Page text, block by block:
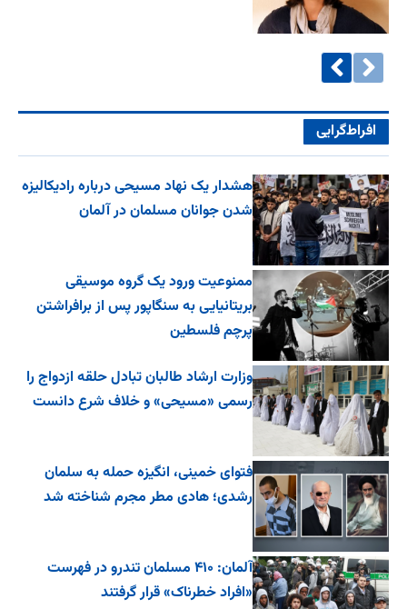
افراط‌گرایی
هشدار یک نهاد مسیحی درباره رادیکالیزه
شدن جوانان مسلمان در آلمان
ممنوعیت ورود یک گروه موسیقی
بریتانیایی به سنگاپور پس از برافراشتن
پرچم فلسطین
وزارت ارشاد طالبان تبادل حلقه ازدواج را
رسمی «مسیحی» و خلاف شرع دانست
فتوای خمینی، انگیزه حمله به سلمان
رشدی؛ هادی مطر مجرم شناخته شد
آلمان: ۴۱۰ مسلمان تندرو در فهرست
«افراد خطرناک» قرار گرفتند